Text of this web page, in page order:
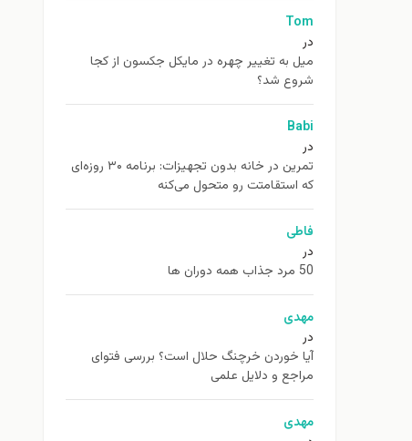
Tom
در
ميل به تغيير چهره در مایکل جکسون از كجا
شروع شد؟
Babi
در
تمرین در خانه بدون تجهیزات: برنامه ۳۰ روزه‌ای
که استقامتت رو متحول می‌کنه
فاطی
در
50 مرد جذاب همه دوران ها
مهدی
در
آیا خوردن خرچنگ حلال است؟ بررسی فتوای
مراجع و دلایل علمی
مهدی